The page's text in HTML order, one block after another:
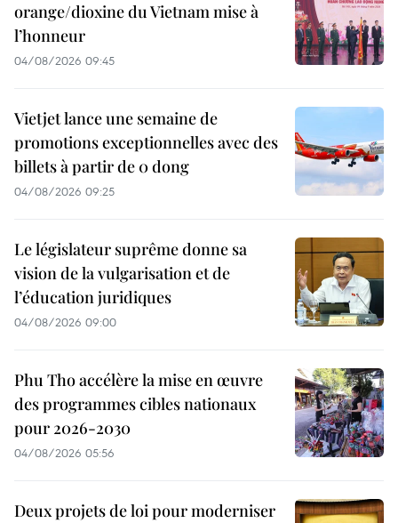
orange/dioxine du Vietnam mise à
l’honneur
04/08/2026 09:45
Vietjet lance une semaine de
promotions exceptionnelles avec des
billets à partir de 0 dong
04/08/2026 09:25
Le législateur suprême donne sa
vision de la vulgarisation et de
l’éducation juridiques
04/08/2026 09:00
Phu Tho accélère la mise en œuvre
des programmes cibles nationaux
pour 2026-2030
04/08/2026 05:56
Deux projets de loi pour moderniser